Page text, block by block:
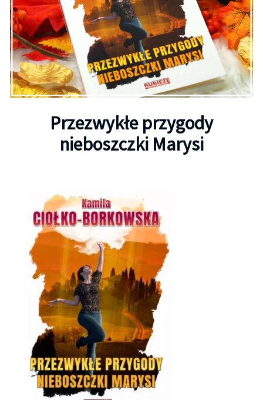
Przezwykłe przygody
nieboszczki Marysi